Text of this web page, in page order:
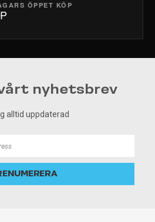
ÖPPET KÖP
nyhetsbrev
alltid uppdaterad